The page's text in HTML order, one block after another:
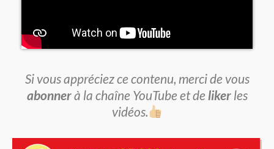
Si vous appréciez ce contenu, merci de vous
abonnerà la chaîne YouTube et de likerles
vidéos.